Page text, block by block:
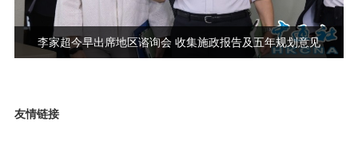
李家超今早出席地区谘询会 收集施政报告及五年规划意见
友情链接